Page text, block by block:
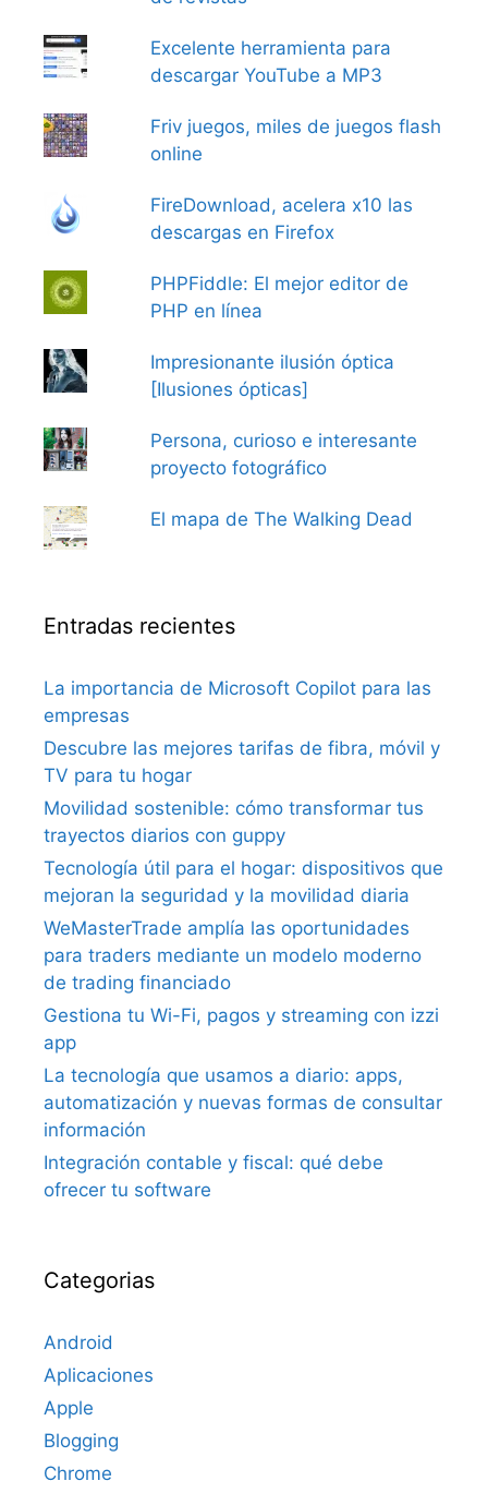
Excelente herramienta para
descargar YouTube a MP3
Friv juegos, miles de juegos flash
online
FireDownload, acelera x10 las
descargas en Firefox
PHPFiddle: El mejor editor de
PHP en línea
Impresionante ilusión óptica
[Ilusiones ópticas]
Persona, curioso e interesante
proyecto fotográfico
El mapa de The Walking Dead
Entradas recientes
La importancia de Microsoft Copilot para las
empresas
Descubre las mejores tarifas de fibra, móvil y
TV para tu hogar
Movilidad sostenible: cómo transformar tus
trayectos diarios con guppy
Tecnología útil para el hogar: dispositivos que
mejoran la seguridad y la movilidad diaria
WeMasterTrade amplía las oportunidades
para traders mediante un modelo moderno
de trading financiado
Gestiona tu Wi-Fi, pagos y streaming con izzi
app
La tecnología que usamos a diario: apps,
automatización y nuevas formas de consultar
información
Integración contable y fiscal: qué debe
ofrecer tu software
Categorias
Android
Aplicaciones
Apple
Blogging
Chrome